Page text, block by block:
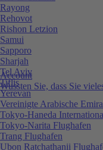
Account
Wussten Sie, dass Sie
Rayong
Rehovot
Rishon Letzion
Samui
Sapporo
Sharjah
Tel Aviv
Tiflis
Yerevan
Vereinigte Arabische
Tokyo-Haneda
Tokyo-Narita Flughafen
Trang Flughafen
Ubon Ratchathanii